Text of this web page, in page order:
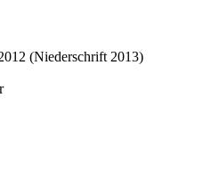
(Niederschrift 2013)